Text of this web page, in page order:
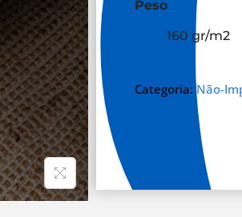
Peso
160 gr/m2
Categoria:Não-